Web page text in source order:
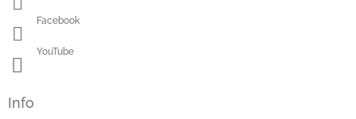
Facebook
YouTube
Info